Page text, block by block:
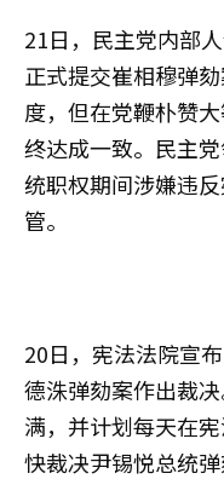
21日，民主党内部
正式提交崔相穆弹
度，但在党鞭朴赞
终达成一致。民主
统职权期间涉嫌违
管。
20日，宪法法院宣
德洙弹劾案作出裁
满，并计划每天在
快裁决尹锡悦总统弹